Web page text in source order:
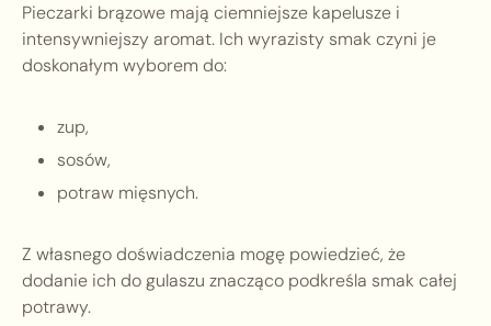
Pieczarki brązowe mają ciemniejsze kapelusze i
intensywniejszy aromat. Ich wyrazisty smak czyni je
doskonałym wyborem do:
zup,
sosów,
potraw mięsnych.
Z własnego doświadczenia mogę powiedzieć, że
dodanie ich do gulaszu znacząco podkreśla smak całej
potrawy.